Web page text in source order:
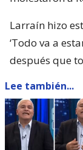
Larraín hizo
‘Todo va a
después que
Lee también...